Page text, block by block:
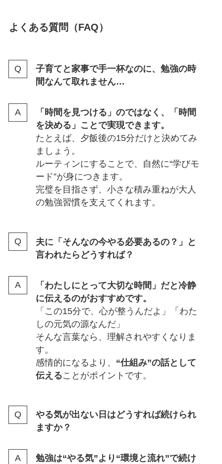
よくある質問（FAQ）
子育てと家事で手一杯なのに、勉強の時
間なんて取れません…
「時間を見つける」のではなく、「時間
を決める」ことで実現できます。
たとえば、夕飯後の15分だけと決めてみ
ましょう。
ルーティンにすることで、自然に“学びモ
ード”が身につきます。
完璧を目指さず、小さな積み重ねが大人
の勉強習慣を支えてくれます。
夫に「そんなの今やる必要あるの？」と
言われたらどうすれば？
「わたしにとって大切な時間」だと冷静
に伝えるのがおすすめです。
「この15分で、心が整うんだよ」「わた
しの元気の源なんだ」
そんな言葉なら、理解されやすくなりま
す。
感情的になるより、 “仕組み”の話として
伝えることがポイントです。
やる気が出ない日はどうすれば続けられ
ますか？
勉強は“やる気”より“環境と流れ”で続け